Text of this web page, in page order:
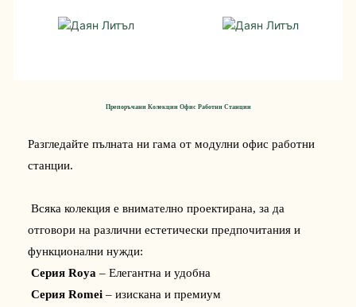
Препоръчани Колекции Офис Работни Станции
Разгледайте пълната ни гама от модулни офис работни
станции.
отговори на различни естетически предпочитания и
функционални нужди:
Серия Roya – Елегантна и удобна
Серия Romei – изискана и премиум